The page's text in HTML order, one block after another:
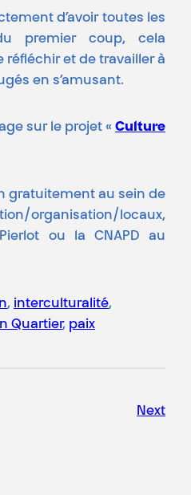
d’avoir toutes les
premier coup, cela
et de travailler à
en s’amusant.
sur le projet « Culture
gratuitement au sein de
locaux,
ou la CNAPD au
, interculturalité
Quartier, paix
Next